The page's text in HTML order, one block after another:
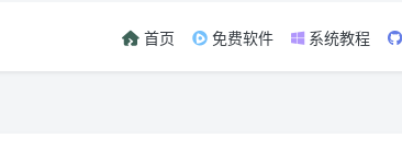
首页 免费软件 系统教程